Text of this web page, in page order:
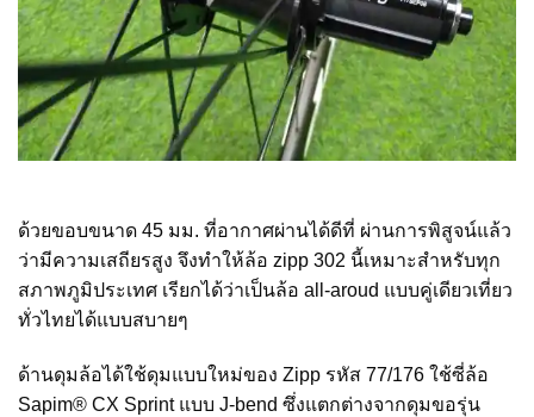
ด้วยขอบขนาด 45 มม. ที่อากาศผ่านได้ดีที่ ผ่านการพิสูจน์แล้ว
ว่ามีความเสถียรสูง จึงทำให้ล้อ zipp 302 นี้เหมาะสำหรับทุก
สภาพภูมิประเทศ เรียกได้ว่าเป็นล้อ all-aroud แบบคู่เดียวเที่ยว
ทั่วไทยได้แบบสบายๆ
ด้านดุมล้อได้ใช้ดุมแบบใหม่ของ Zipp รหัส 77/176 ใช้ซี่ล้อ
Sapim® CX Sprint แบบ J-bend ซึ่งแตกต่างจากดุมขอรุ่น